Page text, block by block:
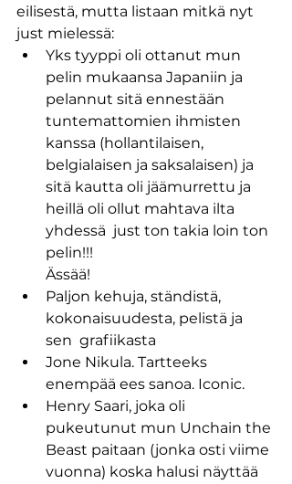
eilisestä, mutta listaan mitkä nyt
just mielessä:
Yks tyyppi oli ottanut mun
pelin mukaansa Japaniin ja
pelannut sitä ennestään
tuntemattomien ihmisten
kanssa (hollantilaisen,
belgialaisen ja saksalaisen) ja
sitä kautta oli jäämurrettu ja
heillä oli ollut mahtava ilta
yhdessä  just ton takia loin ton
pelin!!!
Ässää!
Paljon kehuja, ständistä,
kokonaisuudesta, pelistä ja
sen  grafiikasta
Jone Nikula. Tartteeks
enempää ees sanoa. Iconic.
Henry Saari, joka oli
pukeutunut mun Unchain the
Beast paitaan (jonka osti viime
vuonna) koska halusi näyttää